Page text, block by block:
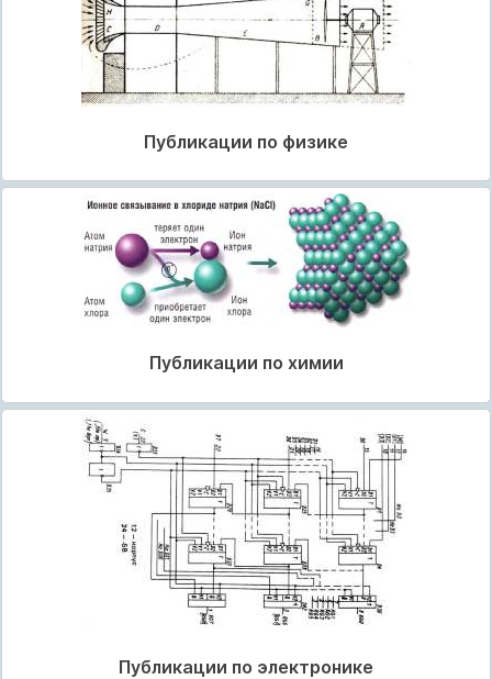
Публикации по физике
Публикации по химии
Публикации по электронике